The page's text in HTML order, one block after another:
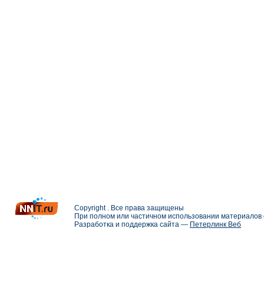
Copyright . Все права защищены
При полном или частичном использовании
Разработка и поддержка сайта — Петерлинк Веб